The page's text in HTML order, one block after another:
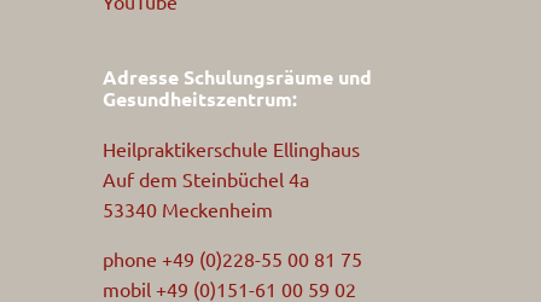
Adresse Schulungsräume und
Gesundheitszentrum:
Heilpraktikerschule Ellinghaus
Auf dem Steinbüchel 4a
53340 Meckenheim
phone +49 (0)228-55 00 81 75
mobil +49 (0)151-61 00 59 02